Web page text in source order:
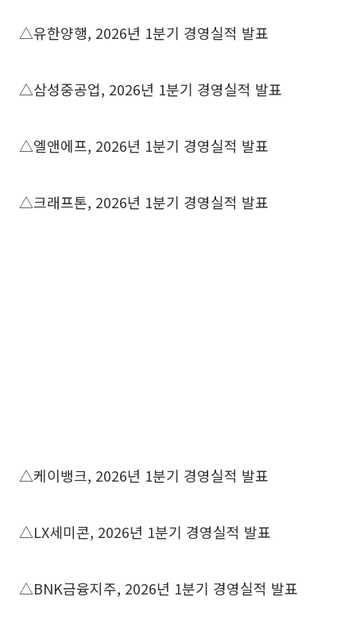
△유한양행, 2026년 1분기 경영실적 발표
△삼성중공업, 2026년 1분기 경영실적 발표
△엘앤에프, 2026년 1분기 경영실적 발표
△크래프톤, 2026년 1분기 경영실적 발표
△케이뱅크, 2026년 1분기 경영실적 발표
△LX세미콘, 2026년 1분기 경영실적 발표
△BNK금융지주, 2026년 1분기 경영실적 발표